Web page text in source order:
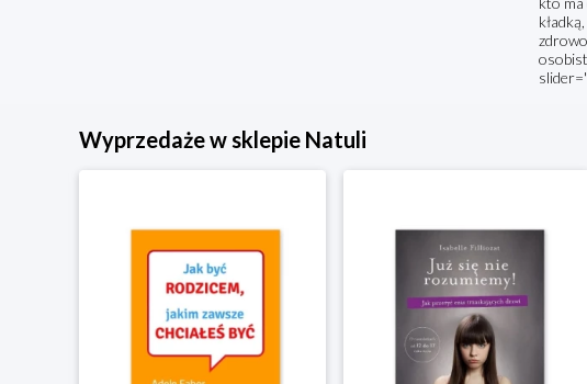
Wyprzedaże w sklepie Natuli